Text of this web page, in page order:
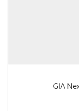
GIA